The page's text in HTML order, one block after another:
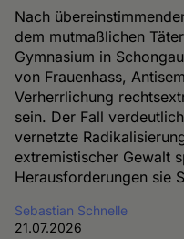
Nach
dem mutmaßlichen
Gymnasium in
von Frauenhass,
Verherrlichung
sein. Der Fall
vernetzte
extremistischer Gewalt
Herausforderungen sie
Sebastian Schnelle
21.07.2026